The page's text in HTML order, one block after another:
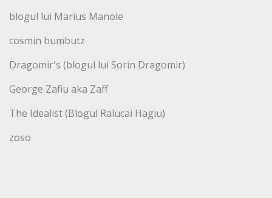
blogul lui Marius Manole
cosmin bumbutz
Dragomir's (blogul lui Sorin Dragomir)
George Zafiu aka Zaff
The Idealist (Blogul Ralucai Hagiu)
zoso